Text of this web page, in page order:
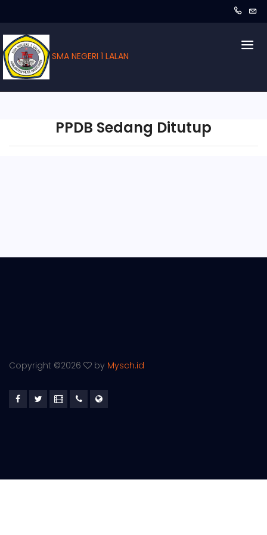
SMA NEGERI 1 LALAN
PPDB Sedang Ditutup
Copyright ©2026 by Mysch.id